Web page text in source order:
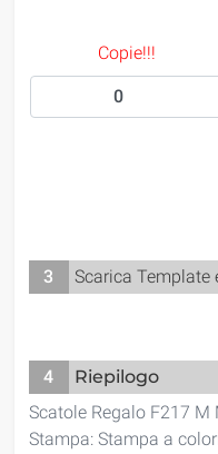
Copie!!!
3
Scarica Template
4
Riepilogo
Scatole Regalo F217 M
Stampa: Stampa a